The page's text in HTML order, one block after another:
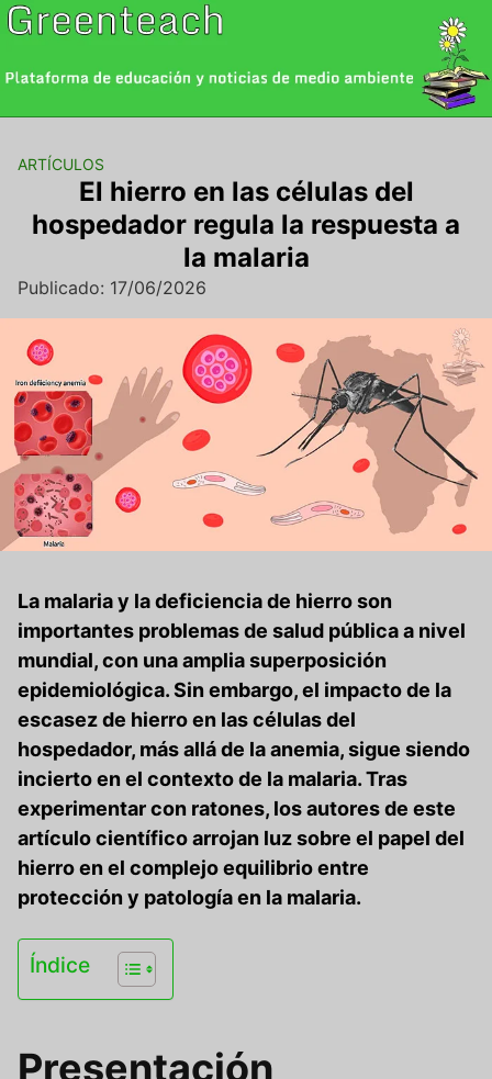
Saltar
al
ARTÍCULOS
El hierro en las células del
hospedador regula la respuesta a
la malaria
Publicado: 17/06/2026
La malaria y la deficiencia de hierro son
importantes problemas de salud pública a nivel
mundial, con una amplia superposición
epidemiológica. Sin embargo, el impacto de la
escasez de hierro en las células del
hospedador, más allá de la anemia, sigue siendo
incierto en el contexto de la malaria. Tras
experimentar con ratones, los autores de este
artículo científico arrojan luz sobre el papel del
hierro en el complejo equilibrio entre
protección y patología en la malaria.
Índice
Presentación